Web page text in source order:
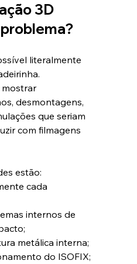
3D
literalmente
mostrar
desmontagens,
que seriam
com filmagens
estão:
cada
internos de
metálica interna;
do ISOFIX;